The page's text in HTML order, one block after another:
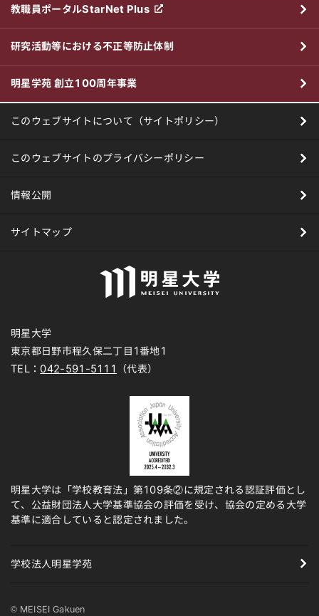
教職員ポータルStarNet Plus
研究活動等における不正等防止体制
明星学苑 創立100周年事業
このウェブサイトについて（サイトポリシー）
このウェブサイトのプライバシーポリシー
情報公開
サイトマップ
明星大学
東京都日野市程久保二丁目1番地1
TEL： 042-591-5111 （代表）
明星大学は「学校教育法」第109条②に規定される認証評価とし
て、公益財団法人大学基準協会の評価を受け、協会の定める大学
基準に適合していると認定されました。
学校法人明星学苑
© MEISEI Gakuen